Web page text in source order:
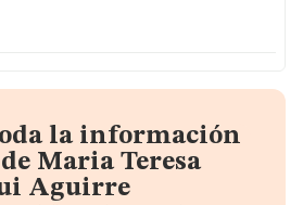
la información
Maria Teresa
Aguirre